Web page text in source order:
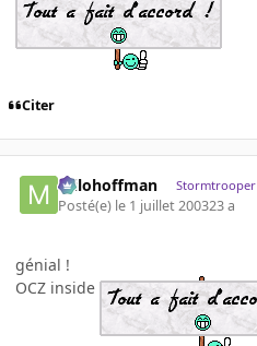
Citer
milohoffman Stormtrooper
Posté(e) le 1 juillet 200323 a
génial !
OCZ inside